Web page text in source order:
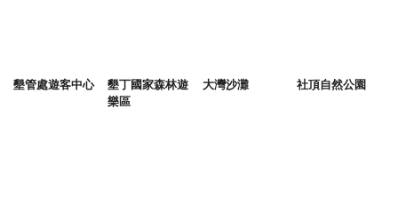
墾管處遊客中心
墾丁國家森林遊
樂區
大灣沙灘 社頂自然公園